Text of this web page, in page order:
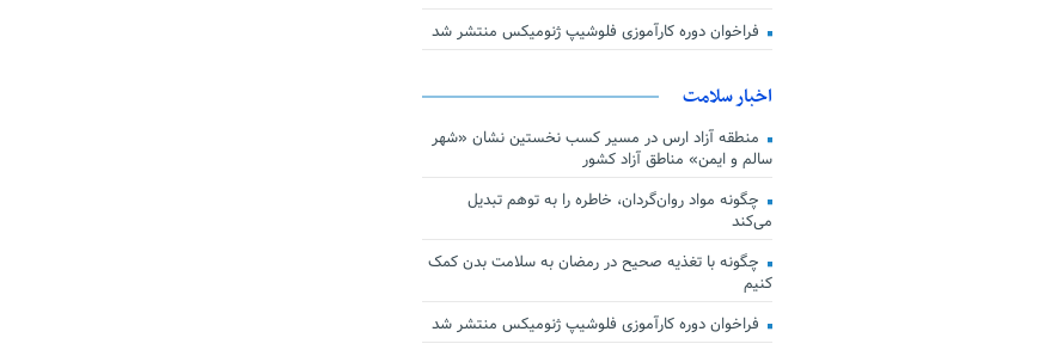
فراخوان دوره کارآموزی فلوشیپ ژنومیکس منتشر شد
اخبار سلامت
منطقه آزاد ارس در مسیر کسب نخستین نشان «شهر
سالم و ایمن» مناطق آزاد کشور
چگونه مواد روان‌گردان، خاطره را به توهم تبدیل
می‌کند
چگونه با تغذیه صحیح در رمضان به سلامت بدن کمک
کنیم
فراخوان دوره کارآموزی فلوشیپ ژنومیکس منتشر شد